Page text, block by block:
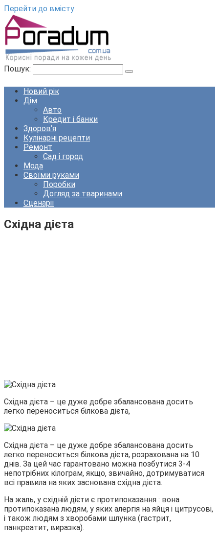
Перейти до вмісту
Пошук:
Новий рік
Дім
Авто
Кредит і банки
Здоров’я
Кулінарні рецепти
Ремонт
Сад і город
Мода
Своїми руками
Поробки
Догляд за тваринами
Сценарії
Східна дієта
Східна дієта – це дуже добре збалансована досить
легко переноситься білкова дієта,
Східна дієта – це дуже добре збалансована досить
легко переноситься білкова дієта, розрахована на 10
днів. За цей час гарантовано можна позбутися 3-4
непотрібних кілограм, якщо, звичайно, дотримуватися
всі правила на яких заснована східна дієта.
На жаль, у східній дієти є протипоказання : вона
протипоказана людям, у яких алергія на яйця і цитрусові,
і також людям з хворобами шлунка (гастрит,
панкреатит, виразка).